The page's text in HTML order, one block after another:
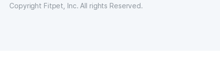
Copyright Fitpet, Inc. All rights Reserved.